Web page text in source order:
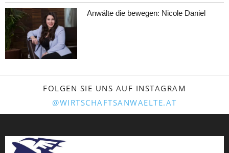
Anwälte die bewegen: Nicole Daniel
FOLGEN SIE UNS AUF INSTAGRAM
@WIRTSCHAFTSANWAELTE.AT